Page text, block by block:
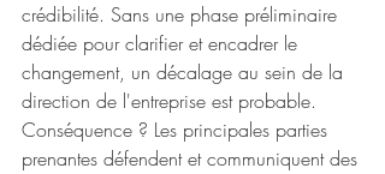
crédibilité. Sans une phase préliminaire
dédiée pour clarifier et encadrer le
changement, un décalage au sein de la
direction de l'entreprise est probable.
Conséquence ? Les principales parties
prenantes défendent et communiquent des